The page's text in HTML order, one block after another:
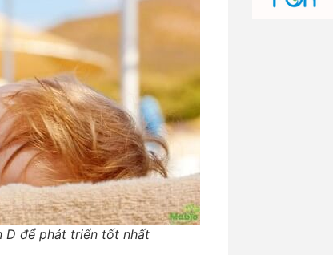
D để phát triển tốt nhất